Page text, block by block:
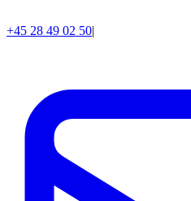
+45 28 49 02 50|